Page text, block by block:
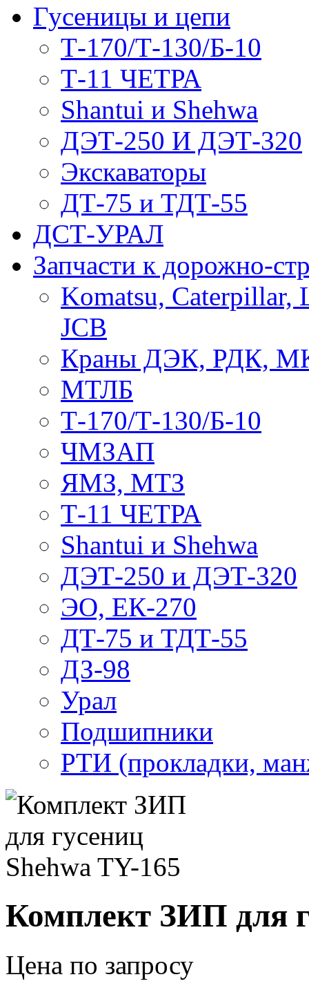
Гусеницы и цепи
Т-170/Т-130/Б-10
Т-11 ЧЕТРА
Shantui и Shehwa
ДЭТ-250 И ДЭТ-320
Экскаваторы
ДТ-75 и ТДТ-55
ДСТ-УРАЛ
Запчасти к дорожно-
Komatsu, Caterpillar,
JCB
Краны ДЭК, РДК,
МТЛБ
Т-170/Т-130/Б-10
ЧМЗАП
ЯМЗ, МТЗ
Т-11 ЧЕТРА
Shantui и Shehwa
ДЭТ-250 и ДЭТ-320
ЭО, ЕК-270
ДТ-75 и ТДТ-55
ДЗ-98
Урал
Подшипники
РТИ (прокладки,
Комплект ЗИП для
Цена по запросу